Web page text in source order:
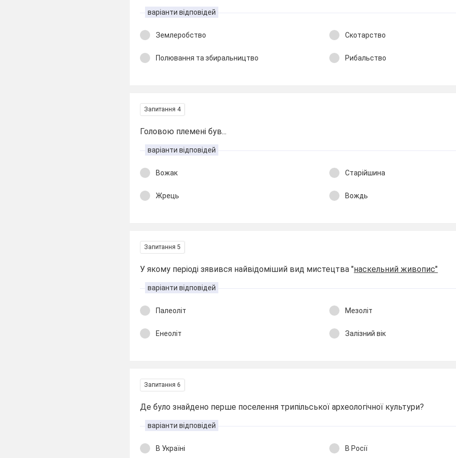
варіанти відповідей
Землеробство Скотарство
Полювання та збиральництво Рибальство
Запитання 4
Головою племені був...
варіанти відповідей
Вожак Старійшина
Жрець Вождь
Запитання 5
У якому періоді зявився найвідоміший вид мистецтва "наскельний живопис"
варіанти відповідей
Палеоліт Мезоліт
Енеоліт Залізний вік
Запитання 6
Де було знайдено перше поселення трипільської археологічної культури?
варіанти відповідей
В Україні В Росії